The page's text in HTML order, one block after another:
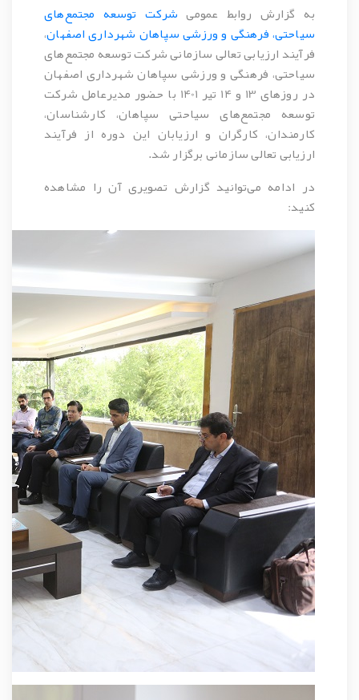
به گزارش روابط عمومیشرکت توسعه مجتمع‌های
سیاحتی، فرهنگی و ورزشی سپاهان شهرداری اصفهان،
فرآیند ارزیابی تعالی سازمانی شرکت توسعه مجتمع‌های
سیاحتی، فرهنگی و ورزشی سپاهان شهرداری اصفهان
در روزهای 13 و 14 تیر 1401 با حضور مدیرعامل شرکت
توسعه مجتمع‌های سیاحتی سپاهان، کارشناسان،
کارمندان، کارگران و ارزیابان این دوره از فرآیند
ارزیابی تعالی سازمانی برگزار شد.
در ادامه می‌توانید گزارش تصویری آن را مشاهده
کنید: